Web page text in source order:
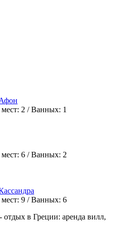
2 /Ванных: 1
6 /Ванных: 2
9 /Ванных: 6
в Греции: аренда вилл,